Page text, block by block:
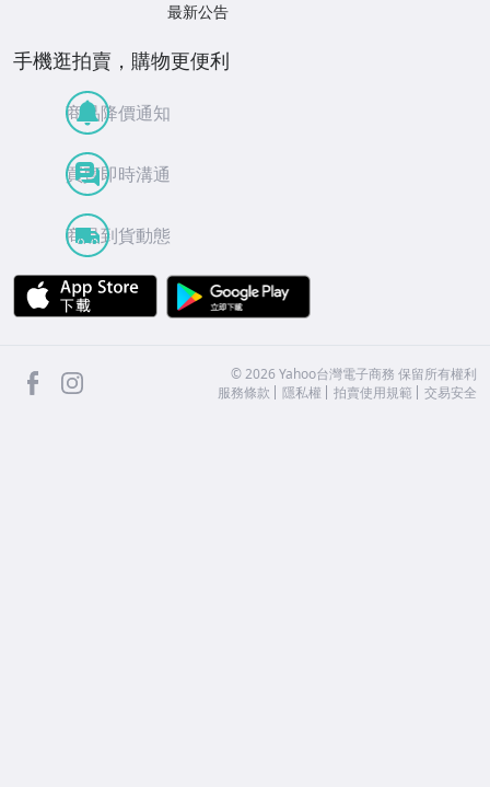
最新公告
手機逛拍賣，購物更便利
商品降價通知
買賣即時溝通
商品到貨動態
APP Store
facebook ©2026 Yahoo台灣電子商務 保留所有權利
服務條款
隱私權 拍賣使用規範 交易安全